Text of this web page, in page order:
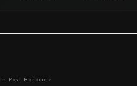
In Post-Hardcore